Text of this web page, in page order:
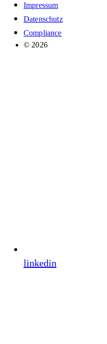
Impressum
Datenschutz
Compliance
© 2026
linkedin